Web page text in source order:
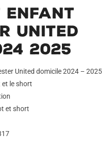
Enfant
United
2025
United domicile 2024 – 2025
le short
et short